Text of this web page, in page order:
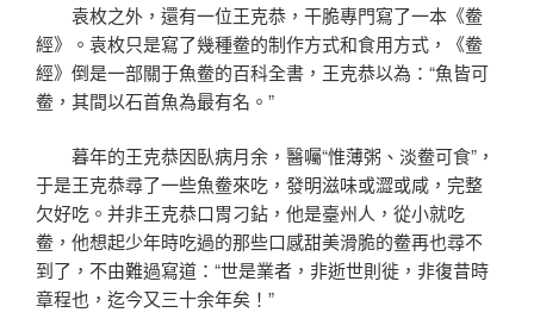
袁枚之外，還有一位王克恭，干脆專門寫了一本《鲞
經》。袁枚只是寫了幾種鲞的制作方式和食用方式，《鲞
經》倒是一部關于魚鲞的百科全書，王克恭以為：“魚皆可
鲞，其間以石首魚為最有名。”
暮年的王克恭因臥病月余，醫囑“惟薄粥、淡鲞可食”，
于是王克恭尋了一些魚鲞來吃，發明滋味或澀或咸，完整
欠好吃。并非王克恭口胃刁鉆，他是臺州人，從小就吃
鲞，他想起少年時吃過的那些口感甜美滑脆的鲞再也尋不
到了，不由難過寫道：“世是業者，非逝世則徙，非復昔時
章程也，迄今又三十余年矣！”